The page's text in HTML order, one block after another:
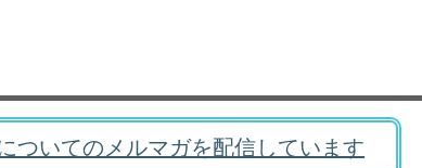
ついてのメルマガを配信しています